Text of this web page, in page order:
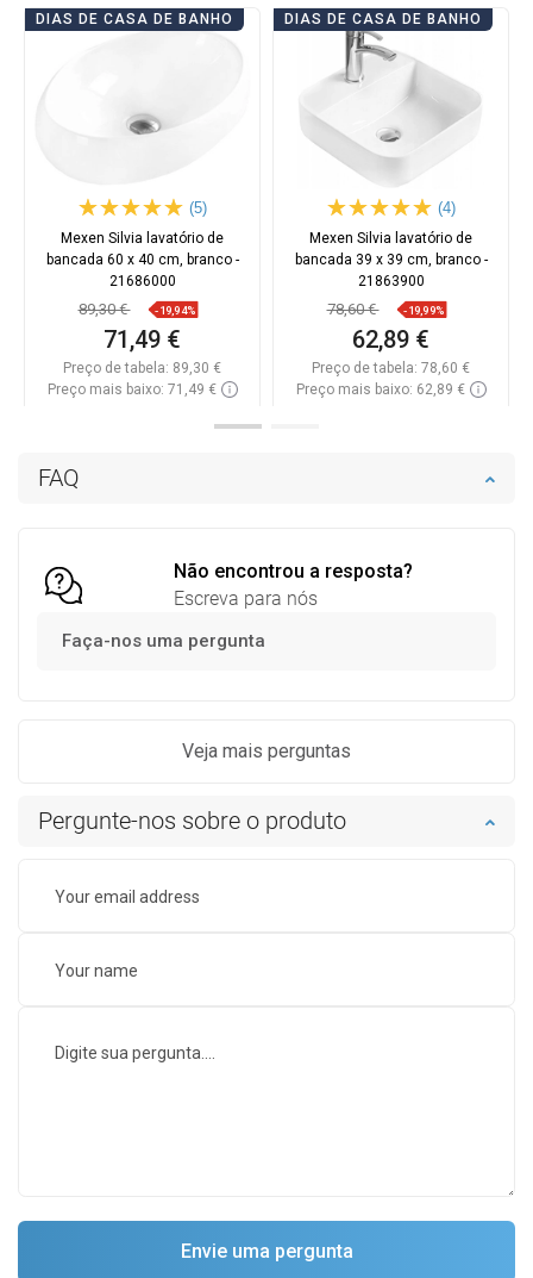
FAQ
Não encontrou a resposta?
Escreva para nós
Faça-nos uma pergunta
Veja mais perguntas
Pergunte-nos sobre o produto
DIAS DE CASA DE BANHO
(5)
Mexen Silvia lavatório de
bancada 60 x 40 cm, branco -
21686000
89,30 € -19,94%
71,49 €
Preço de tabela: 89,30 €
Preço mais baixo: 71,49 €
DIAS DE CASA DE BANHO
(4)
Mexen Silvia lavatório de
bancada 39 x 39 cm, branco -
21863900
78,60 € -19,99%
62,89 €
Preço de tabela: 78,60 €
Preço mais baixo: 62,89 €